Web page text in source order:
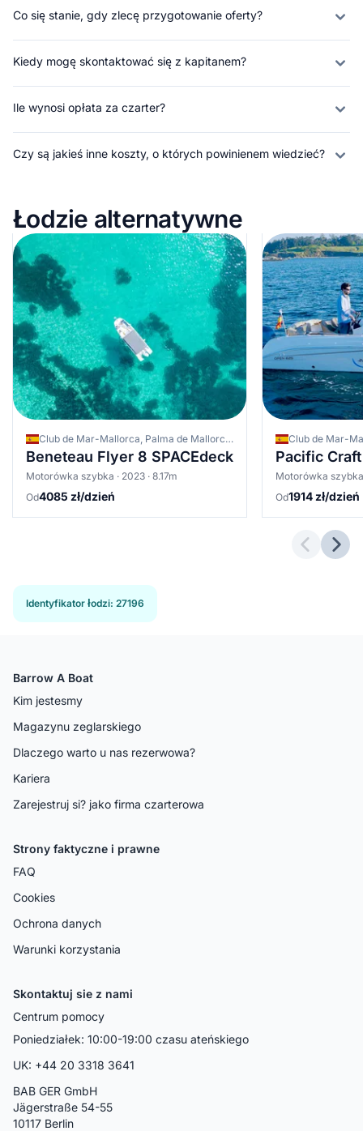
Co się stanie, gdy zlecę przygotowanie oferty?
Kiedy mogę skontaktować się z kapitanem?
Ile wynosi opłata za czarter?
Czy są jakieś inne koszty, o których powinienem wiedzieć?
Łodzie alternatywne
Club de Mar-Mallorca, Palma de Mallorca, Hiszpania
Beneteau Flyer 8 SPACEdeck
Motorówka szybka · 2023 · 8.17m
Od4085 zł/dzień
Pacific
Motorówka szybka
Od1914 zł/dzień
Identyfikator łodzi: 27196
Barrow A Boat
Kim jestesmy
Magazynu zeglarskiego
Dlaczego warto u nas rezerwowa?
Kariera
Zarejestruj si? jako firma czarterowa
Strony faktyczne i prawne
FAQ
Cookies
Ochrona danych
Warunki korzystania
Skontaktuj sie z nami
Centrum pomocy
Poniedziałek: 10:00-19:00 czasu ateńskiego
UK: +44 20 3318 3641
BAB GER GmbH
Jägerstraße 54-55
10117 Berlin